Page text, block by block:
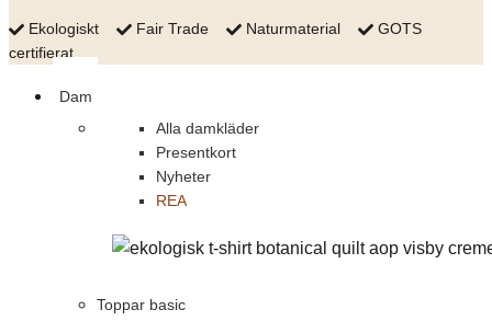
Ekologiskt Fair Trade Naturmaterial
GOTS
certifierat
Dam
Alla damkläder
Presentkort
Nyheter
REA
Toppar basic